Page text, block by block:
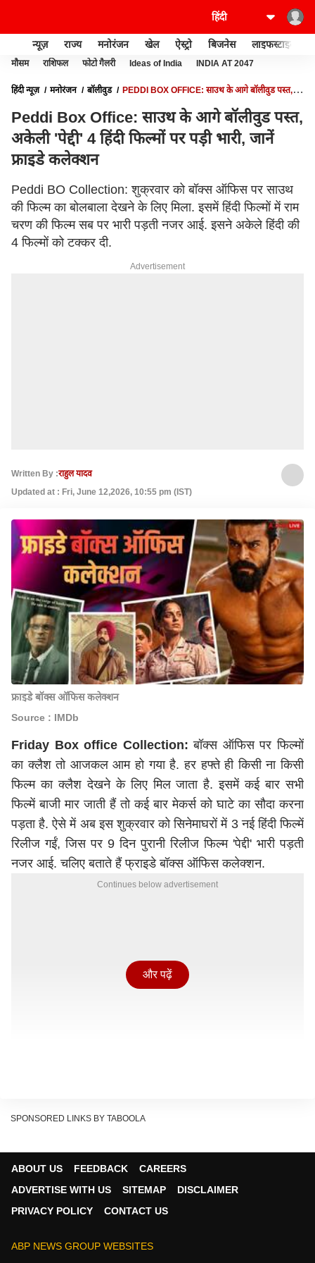
न्यूज़ राज्य मनोरंजन खेल ऐस्ट्रो बिजनेस लाइफस्टाइल
मौसम राशिफल फोटो गैलरी Ideas of India INDIA AT 2047
हिंदी न्यूज़ मनोरंजन बॉलीवुड
PEDDI BOX OFFICE: साउथ के आगे बॉलीवुड पस्त,
Peddi Box Office: साउथ के आगे बॉलीवुड पस्त,
अकेली 'पेद्दी' 4 हिंदी फिल्मों पर पड़ी भारी, जानें
फ्राइडे कलेक्शन
Peddi BO Collection: शुक्रवार को बॉक्स ऑफिस पर साउथ
की फिल्म का बोलबाला देखने के लिए मिला. इसमें हिंदी फिल्मों में राम
चरण की फिल्म सब पर भारी पड़ती नजर आई. इसने अकेले हिंदी की
4 फिल्मों को टक्कर दी.
Advertisement
Written By :राहुल यादव
Updated at : Fri, June 12,2026, 10:55 pm (IST)
फ्राइडे बॉक्स ऑफिस कलेक्शन
Source : IMDb
Friday Box office Collection: बॉक्स ऑफिस पर फिल्मों
का क्लैश तो आजकल आम हो गया है. हर हफ्ते ही किसी ना किसी
फिल्म का क्लैश देखने के लिए मिल जाता है. इसमें कई बार सभी
फिल्में बाजी मार जाती हैं तो कई बार मेकर्स को घाटे का सौदा करना
पड़ता है. ऐसे में अब इस शुक्रवार को सिनेमाघरों में 3 नई हिंदी फिल्में
रिलीज गईं, जिस पर 9 दिन पुरानी रिलीज फिल्म 'पेद्दी' भारी पड़ती
नजर आई. चलिए बताते हैं फ्राइडे बॉक्स ऑफिस कलेक्शन.
Continues below advertisement
193.55 करोड़ का कलेक्शन किया था.
और पढ़ें
SPONSORED LINKS BY TABOOLA
ABOUT US FEEDBACK
CAREERS
ADVERTISE WITH US
SITEMAP
DISCLAIMER
PRIVACY POLICY
CONTACT US
ABP NEWS GROUP WEBSITES